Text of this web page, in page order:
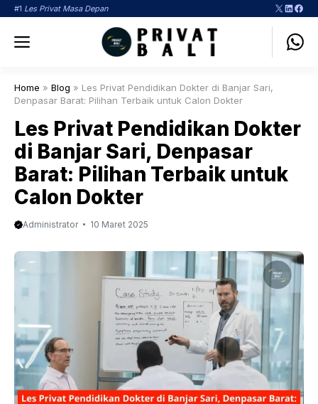
Langsung
#1 Les Privat Masa Depan X
Menu
Home » Blog » Les Privat Pendidikan Dokter di Banjar Sari,
Denpasar Barat: Pilihan Terbaik untuk Calon Dokter
Les Privat Pendidikan Dokter
di Banjar Sari, Denpasar
Barat: Pilihan Terbaik untuk
Calon Dokter
Administrator 10 Maret 2025